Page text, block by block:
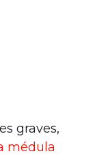
graves,
médula